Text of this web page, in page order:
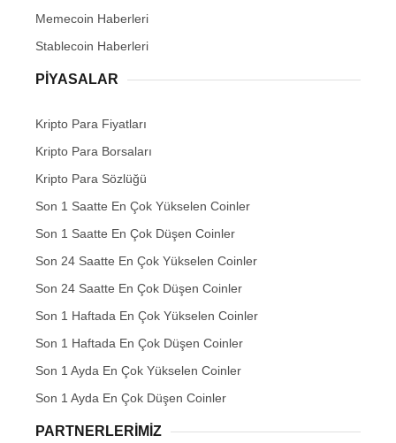
Memecoin Haberleri
Stablecoin Haberleri
PIYASALAR
Kripto Para Fiyatları
Kripto Para Borsaları
Kripto Para Sözlüğü
Son 1 Saatte En Çok Yükselen Coinler
Son 1 Saatte En Çok Düşen Coinler
Son 24 Saatte En Çok Yükselen Coinler
Son 24 Saatte En Çok Düşen Coinler
Son 1 Haftada En Çok Yükselen Coinler
Son 1 Haftada En Çok Düşen Coinler
Son 1 Ayda En Çok Yükselen Coinler
Son 1 Ayda En Çok Düşen Coinler
PARTNERLERIMIZ